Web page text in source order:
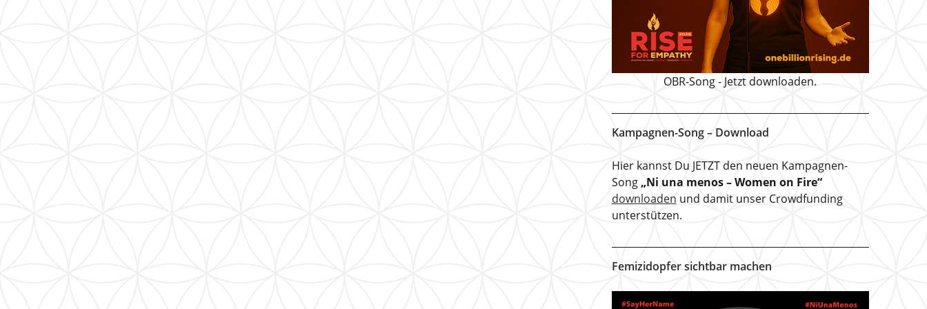
OBR-Song - Jetzt downloaden.
Kampagnen-Song – Download
Hier kannst Du JETZT den neuen Kampagnen-
Song „Ni una menos – Women on Fire“
downloaden und damit unser Crowdfunding
unterstützen.
Femizidopfer sichtbar machen